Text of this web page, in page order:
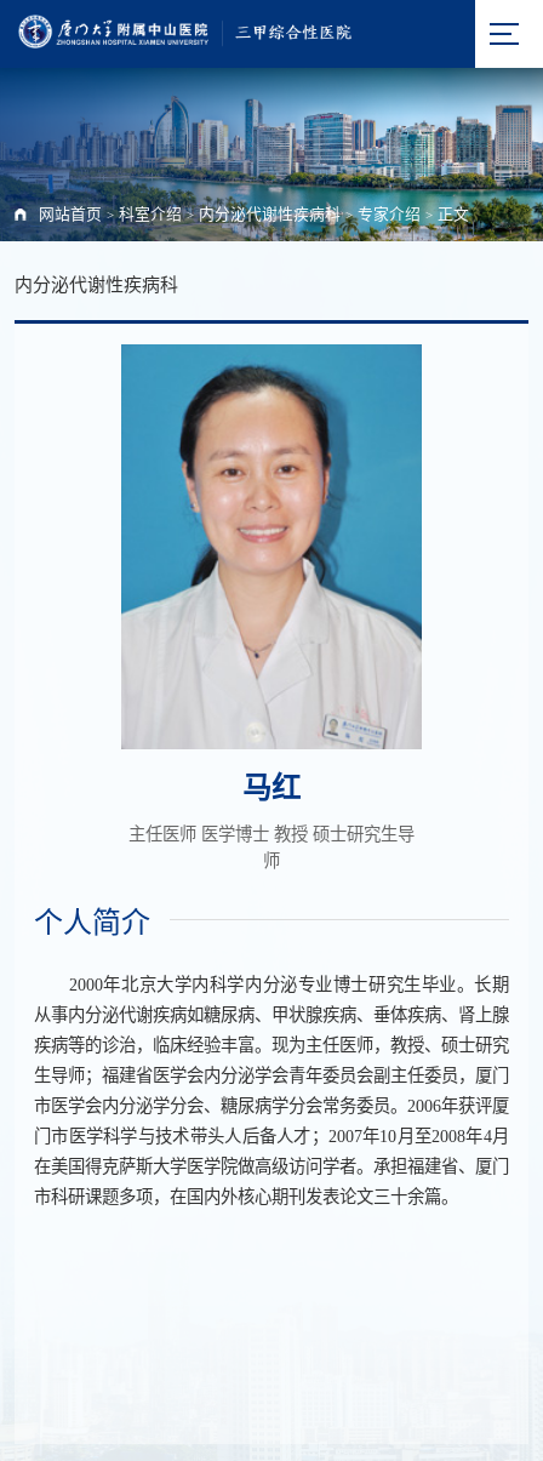
网站首页 > 科室介绍 > 内分泌代谢性疾病科 > 专家介绍 > 正文
内分泌代谢性疾病科
马红
主任医师 医学博士 教授 硕士研究生导
师
个人简介
2000年北京大学内科学内分泌专业博士研究生毕业。长期
从事内分泌代谢疾病如糖尿病、甲状腺疾病、垂体疾病、肾上腺
疾病等的诊治，临床经验丰富。现为主任医师，教授、硕士研究
生导师；福建省医学会内分泌学会青年委员会副主任委员，厦门
市医学会内分泌学分会、糖尿病学分会常务委员。2006年获评厦
门市医学科学与技术带头人后备人才；2007年10月至2008年4月
在美国得克萨斯大学医学院做高级访问学者。承担福建省、厦门
市科研课题多项，在国内外核心期刊发表论文三十余篇。